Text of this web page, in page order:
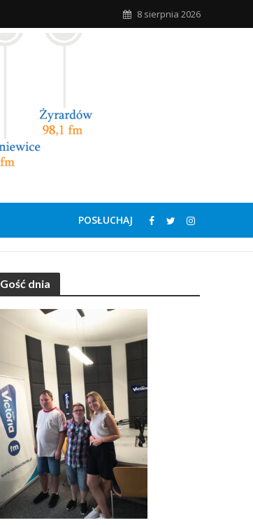
8 sierpnia 2026
POSŁUCHAJ
Gość dnia